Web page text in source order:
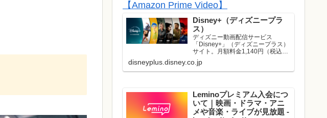
【Amazon Prime Video】
Disney+（ディズニープラ
ス）
ディズニー動画配信サービス
「Disney+」（ディズニープラス）
サイト。月額料金1,140円（税込）
でディズニー、ピクサー、マーベ
ル、スター・ウォーズ、ナショナ
ルジオグラフィック、スターの映
disneyplus.disney.co.jp
Leminoプレミアム入会につ
いて｜映画・ドラマ・アニ
メや音楽・ライブが見放題 -